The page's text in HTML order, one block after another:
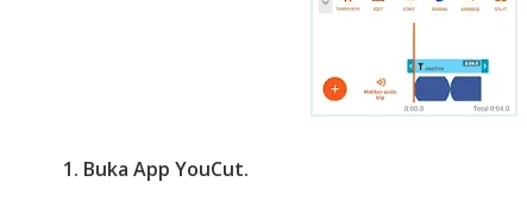
1. Buka App YouCut.